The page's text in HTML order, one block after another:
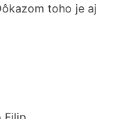
toho je aj